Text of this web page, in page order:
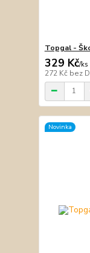
Topgal -
329 Kč/ks
272 Kč bez
Novinka